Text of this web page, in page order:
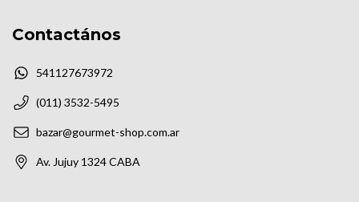
Contactános
541127673972
(011) 3532-5495
bazar@gourmet-shop.com.ar
Av. Jujuy 1324 CABA